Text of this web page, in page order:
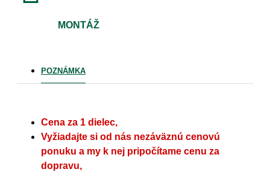
MONTÁŽ
POZNÁMKA
Cena za 1 dielec,
Vyžiadajte si od nás nezáväznú cenovú
ponuku a my k nej pripočítame cenu za
dopravu,